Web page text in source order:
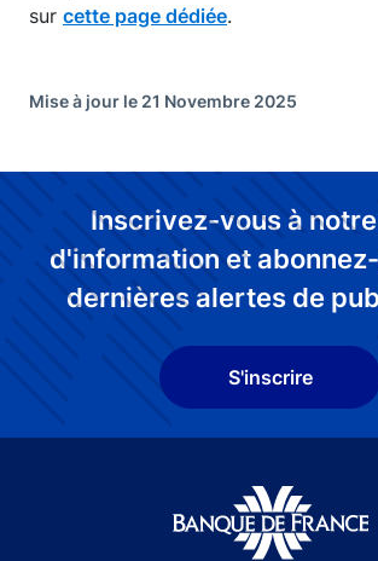
sur cette page dédiée.
Mise à jour le 21 Novembre 2025
Inscrivez-vous à
d'information et
dernières alertes de
S'inscrire